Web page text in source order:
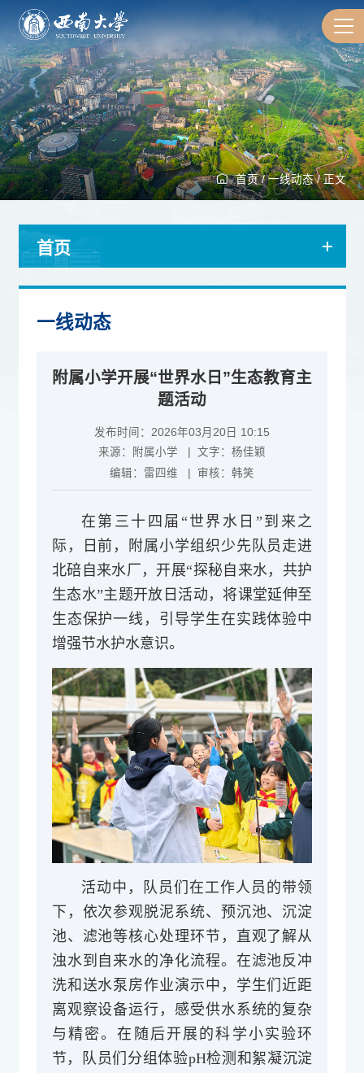
首页/一线动态/正文
首页
一线动态
附属小学开展“世界水日”生态教育主
题活动
发布时间：2026年03月20日 10:15
来源：
附属小学 | 文字： 杨佳颖
编辑： 雷四维 | 审核： 韩笑
在第三十四届“世界水日”到来之
际，日前，附属小学组织少先队员走进
北碚自来水厂，开展“探秘自来水，共护
生态水”主题开放日活动，将课堂延伸至
生态保护一线，引导学生在实践体验中
增强节水护水意识。
活动中，队员们在工作人员的带领
下，依次参观脱泥系统、预沉池、沉淀
池、滤池等核心处理环节，直观了解从
浊水到自来水的净化流程。在滤池反冲
洗和送水泵房作业演示中，学生们近距
离观察设备运行，感受供水系统的复杂
与精密。在随后开展的科学小实验环
节，队员们分组体验pH检测和絮凝沉淀